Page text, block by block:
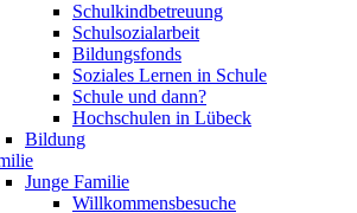
Schulkindbetreuung
Schulsozialarbeit
Bildungsfonds
Soziales Lernen in Schule
Schule und dann?
Hochschulen in Lübeck
Bildung
Junge Familie
Willkommensbesuche